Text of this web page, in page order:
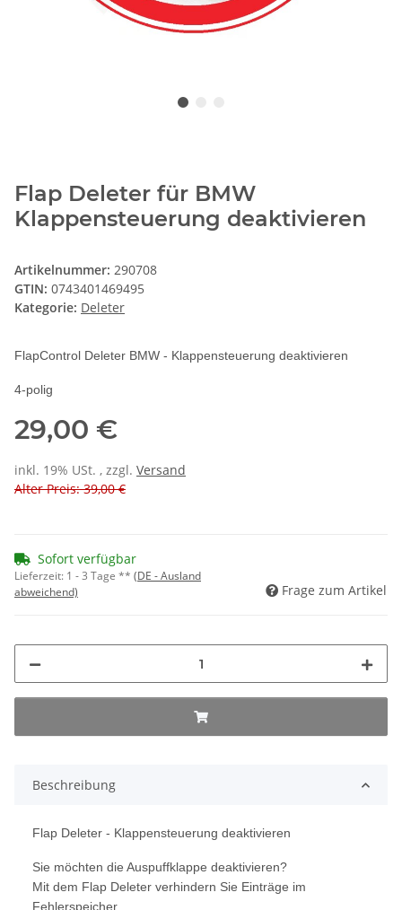
Flap Deleter für BMW
Klappensteuerung deaktivieren
Artikelnummer: 290708
GTIN: 0743401469495
Kategorie: Deleter
FlapControl Deleter BMW - Klappensteuerung deaktivieren
4-polig
29,00 €
inkl. 19% USt. , zzgl. Versand
Alter Preis: 39,00 €
Sofort verfügbar
Lieferzeit: 1 - 3 Tage ** (DE - Ausland
abweichend)
Frage zum Artikel
Beschreibung
Flap Deleter - Klappensteuerung deaktivieren
Sie möchten die Auspuffklappe deaktivieren?
Mit dem Flap Deleter verhindern Sie Einträge im
Fehlerspeicher